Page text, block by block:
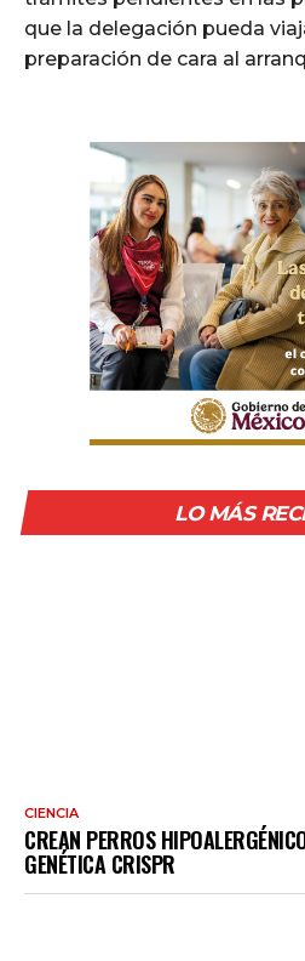
que la delegación pueda
preparación de cara al
LO MÁS
CIENCIA
CREAN PERROS
GENÉTICA CRISPR